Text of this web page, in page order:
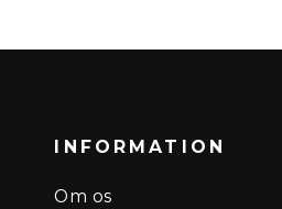
INFORMATION
Om os